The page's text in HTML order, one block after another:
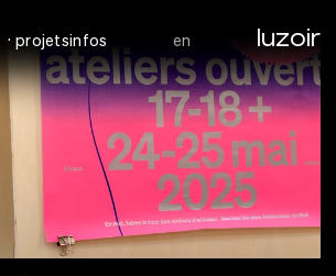
aller au contenu principal luzoir
projetsinfos en